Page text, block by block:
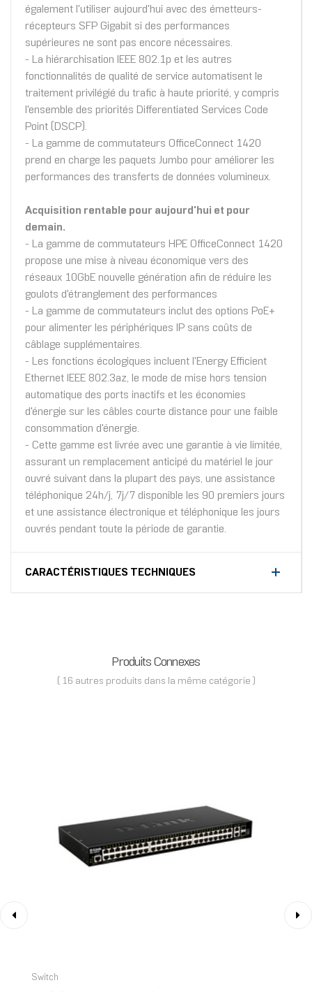
également l'utiliser aujourd'hui avec des émetteurs-
récepteurs SFP Gigabit si des performances
supérieures ne sont pas encore nécessaires.
- La hiérarchisation IEEE 802.1p et les autres
fonctionnalités de qualité de service automatisent le
traitement privilégié du trafic à haute priorité, y compris
l'ensemble des priorités Differentiated Services Code
Point (DSCP).
- La gamme de commutateurs OfficeConnect 1420
prend en charge les paquets Jumbo pour améliorer les
performances des transferts de données volumineux.
Acquisition rentable pour aujourd'hui et pour
demain.
- La gamme de commutateurs HPE OfficeConnect 1420
propose une mise à niveau économique vers des
réseaux 10GbE nouvelle génération afin de réduire les
goulots d'étranglement des performances
- La gamme de commutateurs inclut des options PoE+
pour alimenter les périphériques IP sans coûts de
câblage supplémentaires.
- Les fonctions écologiques incluent l'Energy Efficient
Ethernet IEEE 802.3az, le mode de mise hors tension
automatique des ports inactifs et les économies
d'énergie sur les câbles courte distance pour une faible
consommation d'énergie.
- Cette gamme est livrée avec une garantie à vie limitée,
assurant un remplacement anticipé du matériel le jour
ouvré suivant dans la plupart des pays, une assistance
téléphonique 24h/j, 7j/7 disponible les 90 premiers jours
et une assistance électronique et téléphonique les jours
ouvrés pendant toute la période de garantie.
CARACTÉRISTIQUES TECHNIQUES
Produits Connexes
( 16 autres produits dans la même catégorie )
Switch